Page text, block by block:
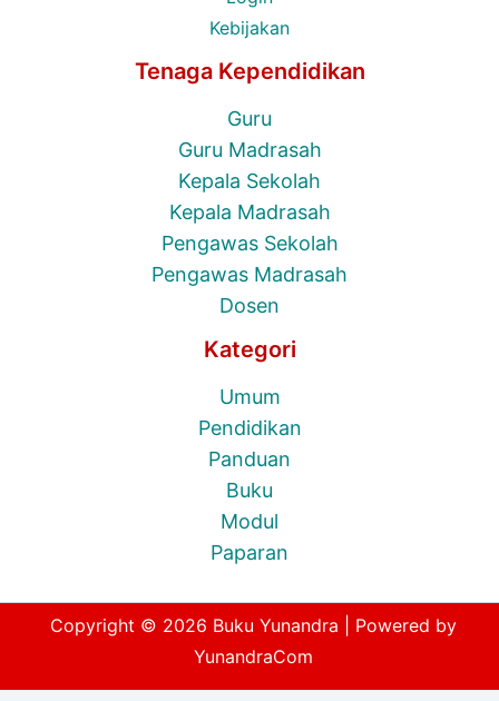
Kebijakan
Tenaga Kependidikan
Guru
Guru Madrasah
Kepala Sekolah
Kepala Madrasah
Pengawas Sekolah
Pengawas Madrasah
Dosen
Kategori
Umum
Pendidikan
Panduan
Buku
Modul
Paparan
Copyright © 2026 Buku Yunandra | Powered by
YunandraCom